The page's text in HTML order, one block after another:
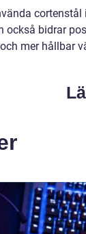
också bidrar
mer hållbar